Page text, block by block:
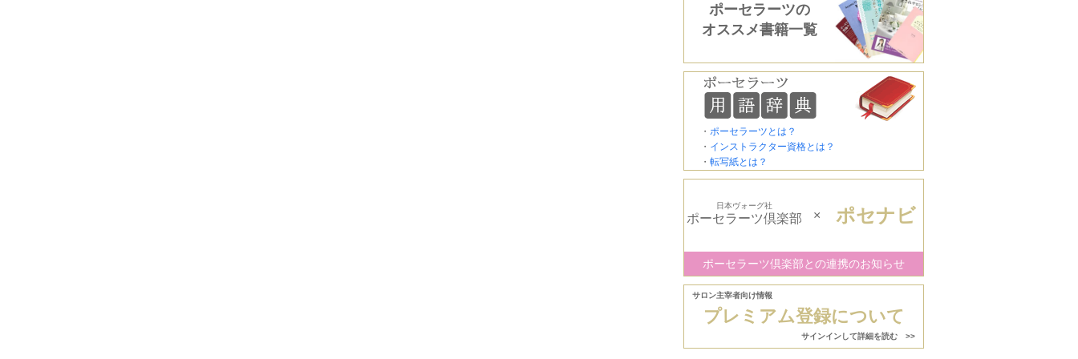
ポーセラーツの
オススメ書籍一覧
・ ポーセラーツとは？
・ インストラクター資格とは？
・ 転写紙とは？
日本ヴォーグ社
ポーセラーツ倶楽部 × ポセナビ
ポーセラーツ倶楽部との連携のお知らせ
サロン主宰者向け情報
プレミアム登録について
サインインして詳細を読む >>